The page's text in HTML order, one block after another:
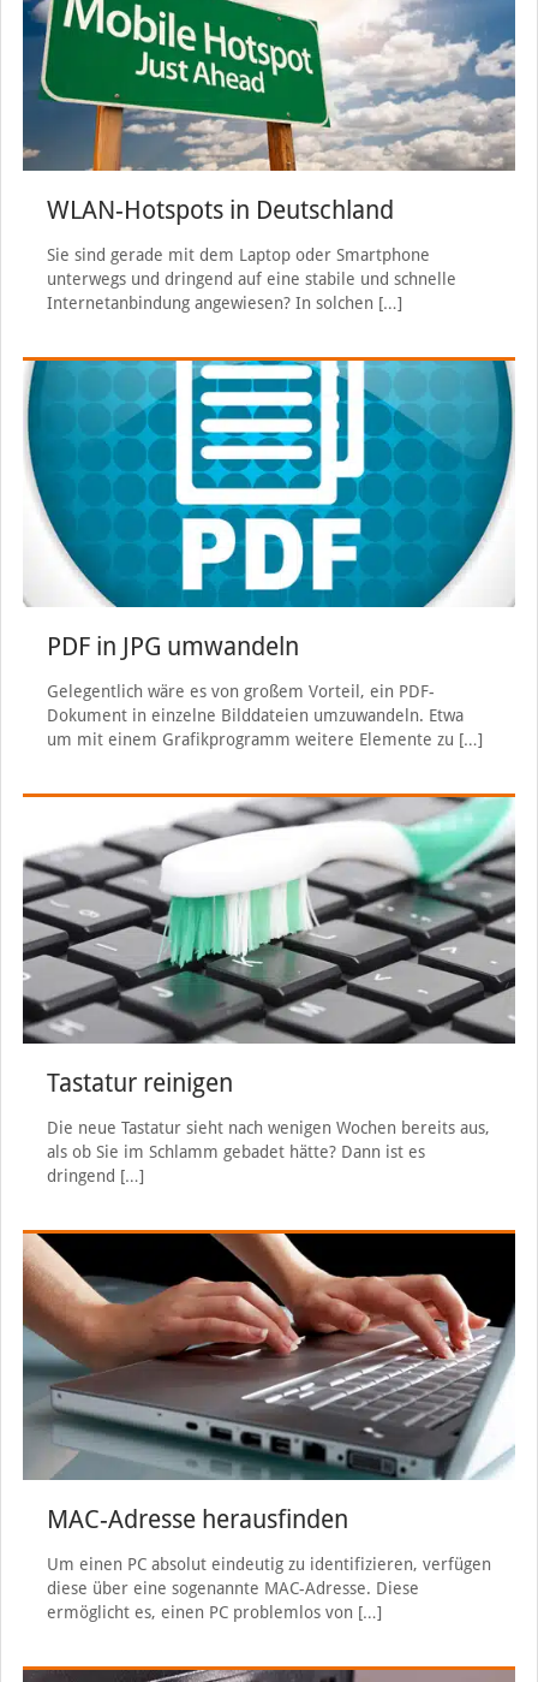
WLAN-Hotspots in Deutschland
Sie sind gerade mit dem Laptop oder Smartphone
unterwegs und dringend auf eine stabile und schnelle
Internetanbindung angewiesen? In solchen […]
PDF in JPG umwandeln
Gelegentlich wäre es von großem Vorteil, ein PDF-
Dokument in einzelne Bilddateien umzuwandeln. Etwa
um mit einem Grafikprogramm weitere Elemente zu […]
Tastatur reinigen
Die neue Tastatur sieht nach wenigen Wochen bereits aus,
als ob Sie im Schlamm gebadet hätte? Dann ist es
dringend […]
MAC-Adresse herausfinden
Um einen PC absolut eindeutig zu identifizieren, verfügen
diese über eine sogenannte MAC-Adresse. Diese
ermöglicht es, einen PC problemlos von […]